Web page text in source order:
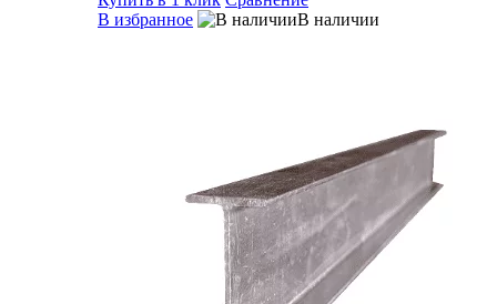
В избранное
В наличии